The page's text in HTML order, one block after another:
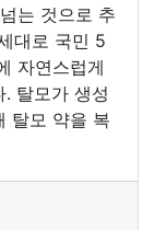
는 것으로 추
대로 국민 5
자연스럽게
탈모가 생성
탈모 약을 복